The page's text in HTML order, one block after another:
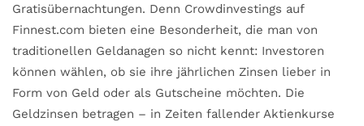
Gratisübernachtungen. Denn Crowdinvestings auf
Finnest.com bieten eine Besonderheit, die man von
traditionellen Geldanagen so nicht kennt: Investoren
können wählen, ob sie ihre jährlichen Zinsen lieber in
Form von Geld oder als Gutscheine möchten. Die
Geldzinsen betragen – in Zeiten fallender Aktienkurse